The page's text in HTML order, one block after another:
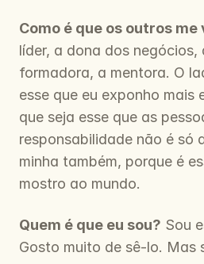
Como é que os outros me
líder, a dona dos
formadora, a mentora. O
esse que eu exponho mais
que seja esse que as
responsabilidade não é só
minha também, porque é
mostro ao mundo.
Quem é que eu sou? Sou
Gosto muito de sê-lo. Mas